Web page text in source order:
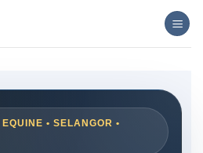
• SELANGOR •